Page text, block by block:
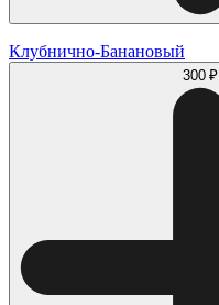
Клубнично-Банановый
300 ₽